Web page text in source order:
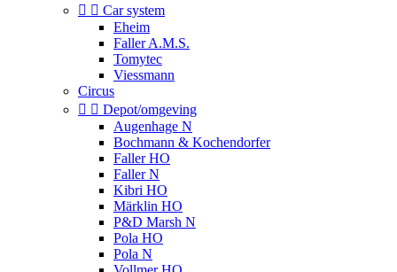
  Car system
Eheim
Faller A.M.S.
Tomytec
Viessmann
Circus
  Depot/omgeving
Augenhage N
Bochmann & Kochendorfer
Faller HO
Faller N
Kibri HO
Märklin HO
P&D Marsh N
Pola HO
Pola N